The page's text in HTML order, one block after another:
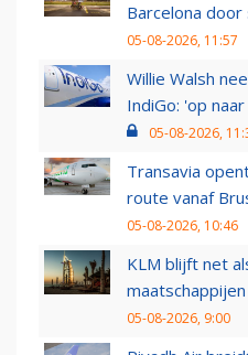
Barcelona door
05-08-2026, 11:57
Willie Walsh
IndiGo: 'op
05-08-2026,
Transavia
route vanaf
05-08-2026, 10:46
KLM blijft net
05-08-2026, 9:00